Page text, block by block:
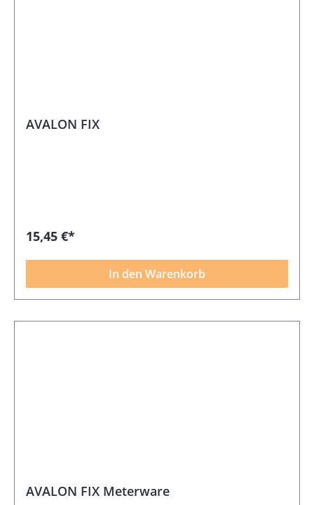
AVALON FIX
15,45 €*
In den Warenkorb
AVALON FIX Meterware